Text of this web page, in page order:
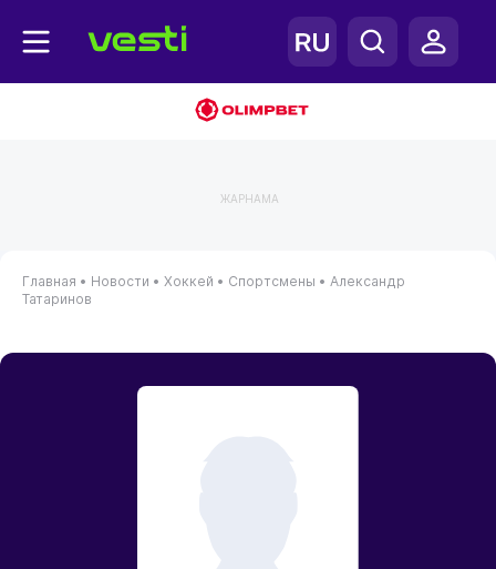
ЖАРНАМА
Главная • Новости • Хоккей • Спортсмены • Александр
Татаринов